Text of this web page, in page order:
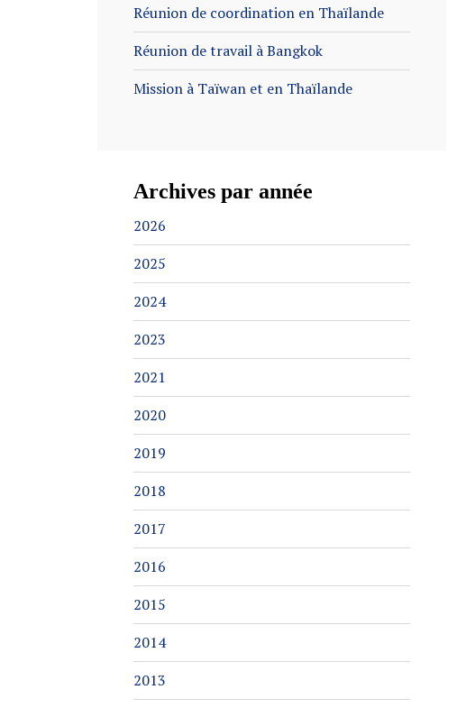
Réunion de coordination en Thaïlande
Réunion de travail à Bangkok
Mission à Taïwan et en Thaïlande
Archives par année
2026
2025
2024
2023
2021
2020
2019
2018
2017
2016
2015
2014
2013